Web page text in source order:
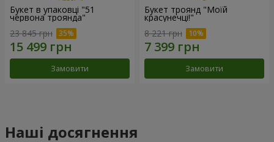
Букет в упаковці "51
червона троянда"
23 845 грн
Замовити
Букет троянд "Моїй
красунечці!"
8 221 грн
Замовити
Наші досягнення